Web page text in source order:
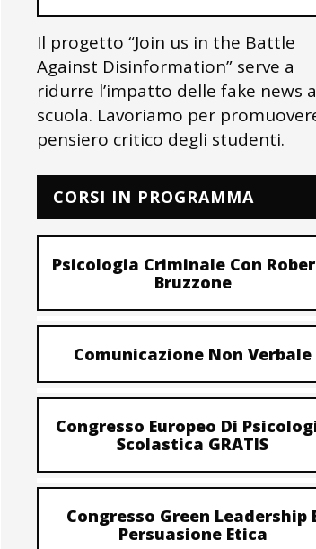
Il progetto “Join us in the Battle
Against Disinformation” serve a
ridurre l’impatto delle fake news a
scuola. Lavoriamo per
pensiero critico degli studenti.
CORSI IN PROGRAMMA
Psicologia Criminale Con
Bruzzone
Comunicazione Non Verbale
Congresso Europeo Di
Scolastica GRATIS
Congresso Green Leadership
Persuasione Etica